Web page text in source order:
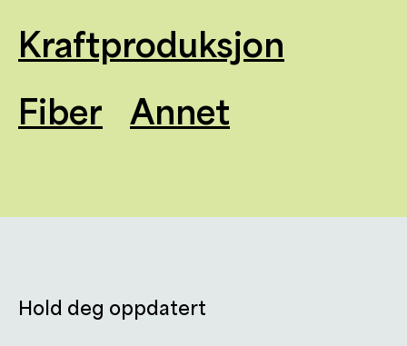
Kraftproduksjon
Fiber
Annet
Hold deg oppdatert